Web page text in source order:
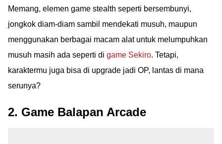
Memang, elemen game stealth seperti bersembunyi,
jongkok diam-diam sambil mendekati musuh, maupun
menggunakan berbagai macam alat untuk melumpuhkan
musuh masih ada seperti di game Sekiro. Tetapi,
karaktermu juga bisa di upgrade jadi OP, lantas di mana
serunya?
2. Game Balapan Arcade